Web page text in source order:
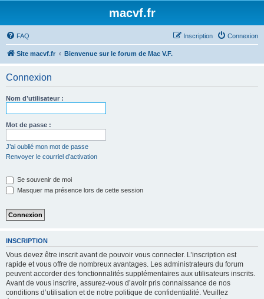
macvf.fr
FAQ Connexion
Inscription
Site macvf.fr Bienvenue sur le forum de Mac V.F.
Connexion
Nom d’utilisateur :
Mot de passe :
J’ai oublié mon mot de passe
Renvoyer le courriel d’activation
Se souvenir de moi
Masquer ma présence lors de cette session
INSCRIPTION
Vous devez être inscrit avant de pouvoir vous connecter. L’inscription est
rapide et vous offre de nombreux avantages. Les administrateurs du forum
peuvent accorder des fonctionnalités supplémentaires aux utilisateurs inscrits.
Avant de vous inscrire, assurez-vous d’avoir pris connaissance de nos
conditions d’utilisation et de notre politique de confidentialité. Veuillez